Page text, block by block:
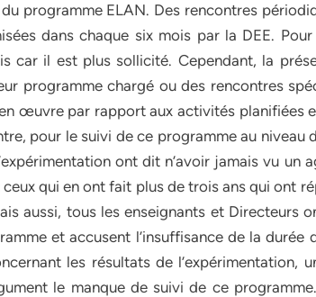
programme ELAN. Des rencontres
dans chaque six mois par la DEE.
car il est plus sollicité. Cependant, la
programme chargé ou des rencontres
œuvre par rapport aux activités planifiées
pour le suivi de ce programme au niveau
ont dit n’avoir jamais vu un
ceux qui en ont fait plus de trois ans qui ont
aussi, tous les enseignants et Directeurs
et accusent l’insuffisance de la durée
les résultats de l’expérimentation,
le manque de suivi de ce